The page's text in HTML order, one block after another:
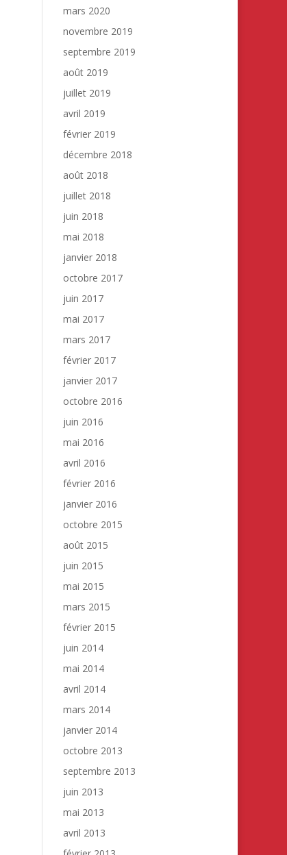
mars 2020
novembre 2019
septembre 2019
août 2019
juillet 2019
avril 2019
février 2019
décembre 2018
août 2018
juillet 2018
juin 2018
mai 2018
janvier 2018
octobre 2017
juin 2017
mai 2017
mars 2017
février 2017
janvier 2017
octobre 2016
juin 2016
mai 2016
avril 2016
février 2016
janvier 2016
octobre 2015
août 2015
juin 2015
mai 2015
mars 2015
février 2015
juin 2014
mai 2014
avril 2014
mars 2014
janvier 2014
octobre 2013
septembre 2013
juin 2013
mai 2013
avril 2013